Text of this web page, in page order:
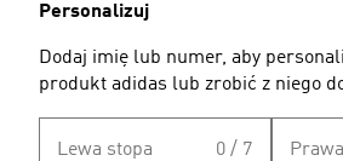
Personalizuj
Dodaj imię lub numer, aby
produkt adidas lub zrobić z niego
Lewa stopa 0 / 7